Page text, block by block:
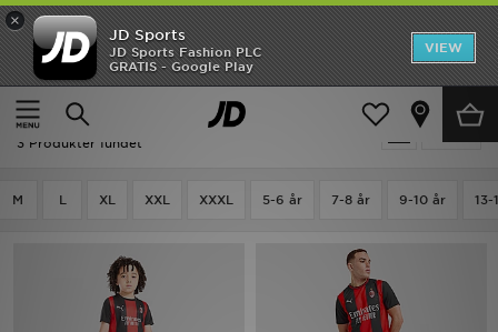
×
JD Sports
JD Sports Fashion PLC
GRATIS - Google Play
VIEW
Hjem
Football - AC Milan
Football - AC Milan
3 Produkter fundet
M L XL XXL XXXL 5-6 år 7-8 år 9-10 år 13-
Hjem
Udsalg
Nyheder